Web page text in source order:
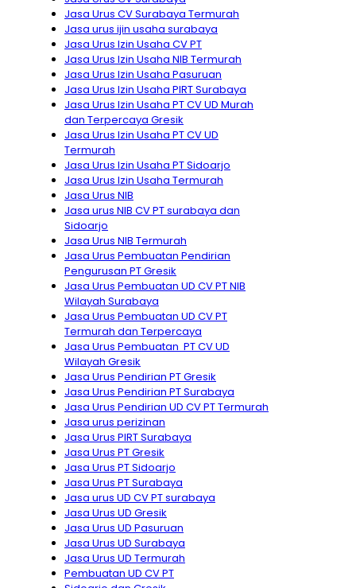
Jasa Urus CV Surabaya Termurah
Jasa urus ijin usaha surabaya
Jasa Urus Izin Usaha CV PT
Jasa Urus Izin Usaha NIB Termurah
Jasa Urus Izin Usaha Pasuruan
Jasa Urus Izin Usaha PIRT Surabaya
Jasa Urus Izin Usaha PT CV UD Murah
dan Terpercaya Gresik
Jasa Urus Izin Usaha PT CV UD
Termurah
Jasa Urus Izin Usaha PT Sidoarjo
Jasa Urus Izin Usaha Termurah
Jasa Urus NIB
Jasa urus NIB CV PT surabaya dan
Sidoarjo
Jasa Urus NIB Termurah
Jasa Urus Pembuatan Pendirian
Pengurusan PT Gresik
Jasa Urus Pembuatan UD CV PT NIB
Wilayah Surabaya
Jasa Urus Pembuatan UD CV PT
Termurah dan Terpercaya
Jasa Urus Pembuatan PT CV UD
Wilayah Gresik
Jasa Urus Pendirian PT Gresik
Jasa Urus Pendirian PT Surabaya
Jasa Urus Pendirian UD CV PT Termurah
Jasa urus perizinan
Jasa Urus PIRT Surabaya
Jasa Urus PT Gresik
Jasa Urus PT Sidoarjo
Jasa Urus PT Surabaya
Jasa urus UD CV PT surabaya
Jasa Urus UD Gresik
Jasa Urus UD Pasuruan
Jasa Urus UD Surabaya
Jasa Urus UD Termurah
Pembuatan UD CV PT